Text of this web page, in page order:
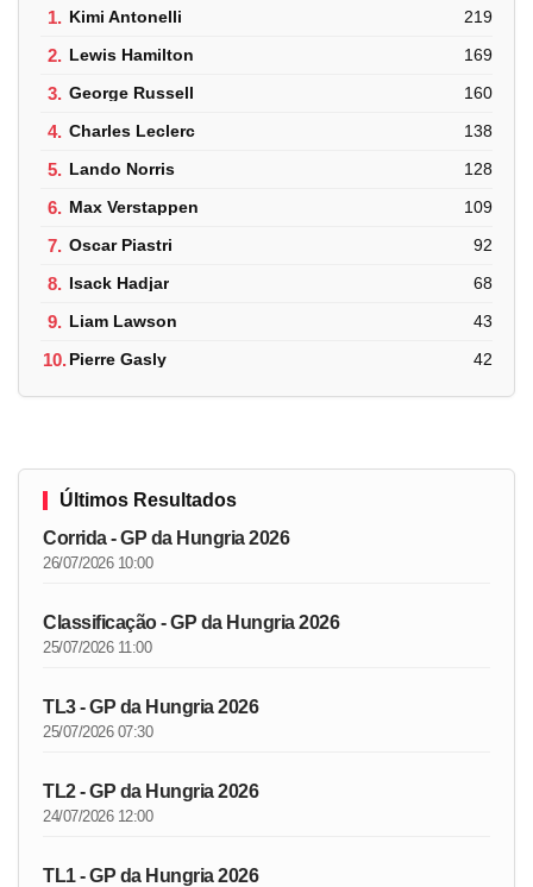
1. Kimi Antonelli 219
2. Lewis Hamilton 169
3. George Russell 160
4. Charles Leclerc 138
5. Lando Norris 128
6. Max Verstappen 109
7. Oscar Piastri 92
8. Isack Hadjar 68
9. Liam Lawson 43
10.Pierre Gasly 42
Últimos Resultados
Corrida - GP da Hungria 2026
26/07/2026 10:00
Classificação - GP da Hungria 2026
25/07/2026 11:00
TL3 - GP da Hungria 2026
25/07/2026 07:30
TL2 - GP da Hungria 2026
24/07/2026 12:00
TL1 - GP da Hungria 2026